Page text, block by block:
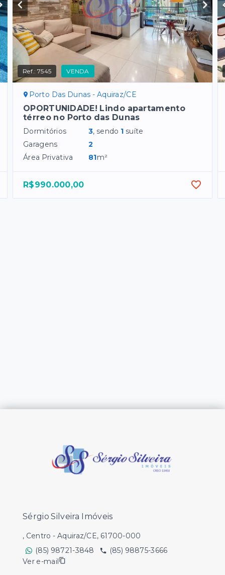
Ref.:7545 VENDA
Porto Das Dunas - Aquiraz/CE
OPORTUNIDADE! Lindo apartamento
térreo no Porto das Dunas
Dormitórios 3, sendo 1 suíte
Garagens
2
Área Privativa
81m²
R$990.000,00
Sérgio Silveira Imóveis
, Centro - Aquiraz/CE, 61700-000
(85) 98721-3848
(85) 98875-3666
Ver e-mail